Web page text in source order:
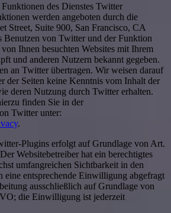
des Dienstes Twitter
werden angeboten durch die
Street, Suite 900, San Francisco, CA
von Twitter und der Funktion
Ihnen besuchten Websites mit Ihrem
und anderen Nutzern bekannt gegeben.
an Twitter übertragen. Wir weisen darauf
der Seiten keine Kenntnis vom Inhalt der
deren Nutzung durch Twitter erhalten.
finden Sie in der
Twitter unter:
.
Plugins erfolgt auf Grundlage von Art.
Websitebetreiber hat ein berechtigtes
umfangreichen Sichtbarkeit in den
eine entsprechende Einwilligung abgefragt
ausschließlich auf Grundlage von
die Einwilligung ist jederzeit